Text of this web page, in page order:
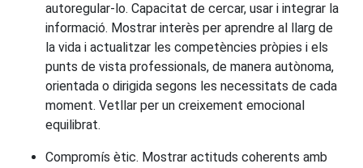
autoregular-lo. Capacitat de cercar, usar i integrar la
informació. Mostrar interès per aprendre al llarg de
la vida i actualitzar les competències pròpies i els
punts de vista professionals, de manera autònoma,
orientada o dirigida segons les necessitats de cada
moment. Vetllar per un creixement emocional
equilibrat.
Compromís ètic. Mostrar actituds coherents amb